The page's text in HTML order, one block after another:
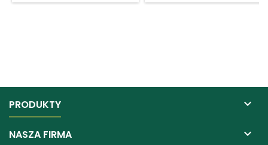
PRODUKTY 
NASZA FIRMA 